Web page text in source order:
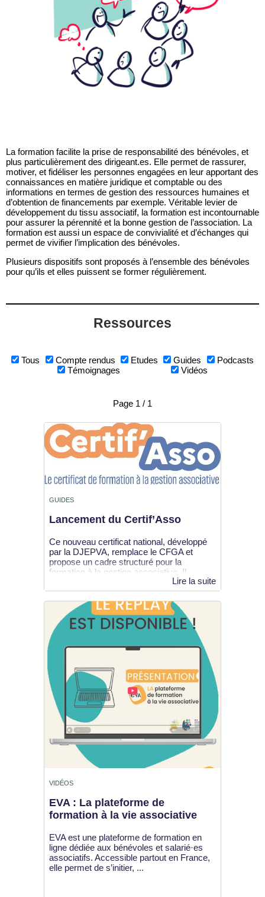
La formation facilite la prise de responsabilité des bénévoles, et
plus particulièrement des dirigeant.es. Elle permet de rassurer,
motiver, et fidéliser les personnes engagées en leur apportant des
connaissances en matière juridique et comptable ou des
informations en termes de gestion des ressources humaines et
d’obtention de financements par exemple. Véritable levier de
développement du tissu associatif, la formation est incontournable
pour assurer la pérennité et la bonne gestion de l’association. La
formation est aussi un espace de convivialité et d’échanges qui
permet de vivifier l’implication des bénévoles.
Plusieurs dispositifs sont proposés à l’ensemble des bénévoles
pour qu’ils et elles puissent se former régulièrement.
Ressources
Tous Compte rendus Etudes Guides
Podcasts
Témoignages
Vidéos
Page 1 / 1
GUIDES
Lancement du Certif’Asso
Ce nouveau certificat national, développé
par la DJEPVA, remplace le CFGA et
propose un cadre structuré pour la
formation à la gestion associative. Il...
VIDÉOS
EVA : La plateforme de
formation à la vie associative
EVA est une plateforme de formation en
ligne dédiée aux bénévoles et salarié·es
associatifs. Accessible partout en France,
elle permet de s’initier, ...